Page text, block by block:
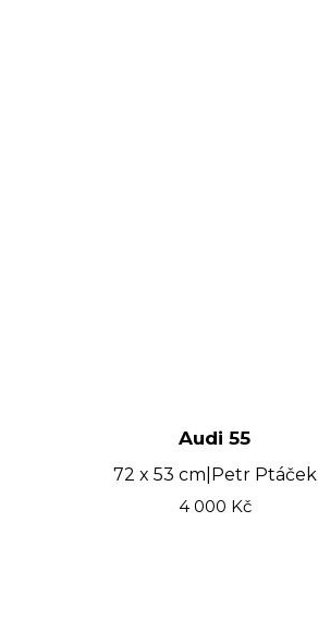
Audi 55
72 x 53 cm Petr Ptáček
4 000 Kč